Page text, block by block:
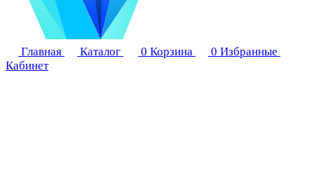
Главная Каталог 0 Корзина 0 Избранные
Кабинет